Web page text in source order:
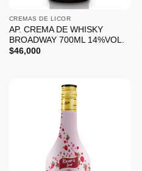
CREMAS DE LICOR
AP. CREMA DE WHISKY
BROADWAY 700ML 14%VOL.
$46,000